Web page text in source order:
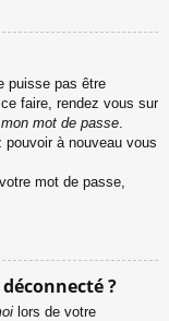
puisse pas être
faire, rendez vous sur
mon mot de passe.
à nouveau vous
mot de passe,
?
lors de votre